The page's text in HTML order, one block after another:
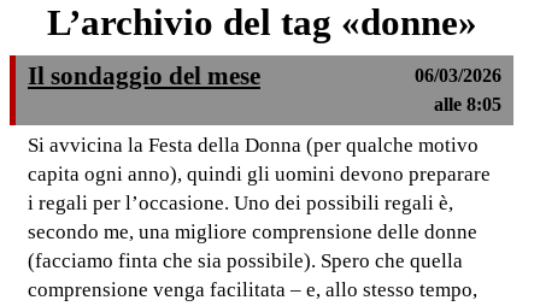
L’archivio del tag «donne»
Il sondaggio del mese
06/03/2026
alle 8:05
Si avvicina la Festa della Donna (per qualche motivo
capita ogni anno), quindi gli uomini devono preparare
i regali per l’occasione. Uno dei possibili regali è,
secondo me, una migliore comprensione delle donne
(facciamo finta che sia possibile). Spero che quella
comprensione venga facilitata – e, allo stesso tempo,